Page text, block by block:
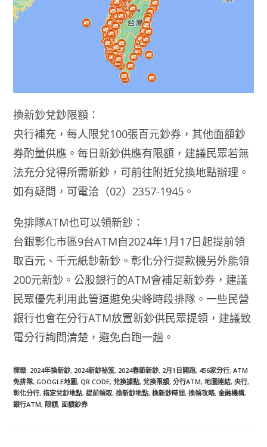
換新鈔兌鈔限額：
央行補充，每人限兌100張百元鈔券，其他面額鈔
券酌量供應。每日新鈔供應有限額，建議民眾若無
法充分兌得所需新鈔，可前往附近兌換地點辦理。
如有疑問，可電洽（02）2357-1945。
免排隊ATM也可以領新鈔：
台銀彰化市區9台ATM自2024年1月17日起提前領
取百元、千元紙鈔新鈔。彰化分行提款機另外能領
200元新鈔。公股銀行的ATM會補足新鈔券，建議
民眾優先利用此管道避免尖峰時段排隊。一些民營
銀行也會在分行ATM放置新鈔供民眾提領，建議致
電分行詢問清楚，避免白跑一趟。
標籤: 2024年換新鈔, 2024新鈔祕笈, 2024春節新鈔, 2月1日開跑, 456家分行, ATM
免排隊, GOOGLE地圖, QR CODE, 兌換據點, 兌換限額, 分行ATM, 地圖連結, 央行,
彰化分行, 指定兌鈔地點, 提前領取, 換新鈔地點, 換新鈔時間, 換領攻略, 金融機構,
銀行ATM, 限額, 面額鈔券